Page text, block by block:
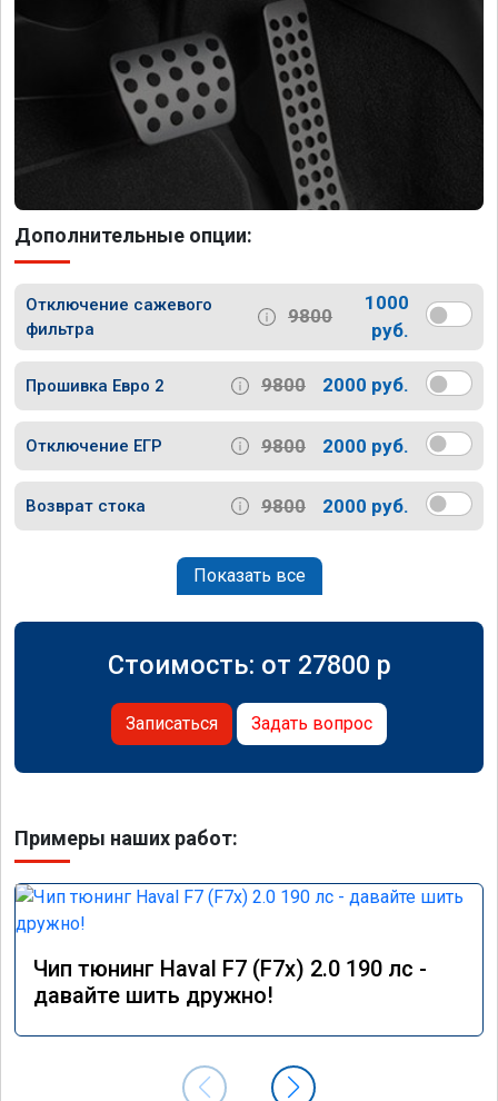
Дополнительные опции:
Отключение сажевого
фильтра
9800
1000
руб.
Прошивка Евро 2 9800 2000 руб.
Отключение ЕГР 9800 2000 руб.
Возврат стока 9800 2000 руб.
Показать все
Стоимость: от 27800 p
Записаться Задать вопрос
Примеры наших работ:
Чип тюнинг Haval F7 (F7x) 2.0 190 лс -
давайте шить дружно!